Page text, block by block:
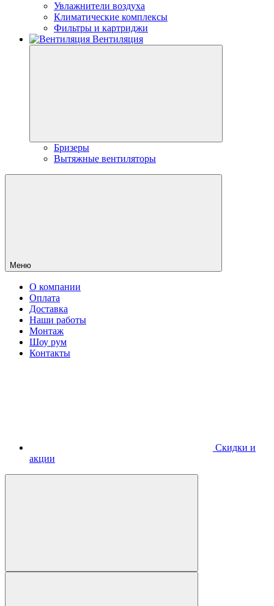
Увлажнители воздуха
Климатические комплексы
Фильтры и картриджи
Вентиляция
Бризеры
Вытяжные вентиляторы
Меню
О компании
Оплата
Доставка
Наши работы
Монтаж
Шоу рум
Контакты
Скидки и
акции